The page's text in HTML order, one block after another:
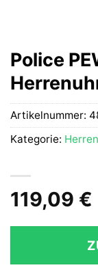
Police
119,09 €
Artikelnummer:
Kategorie: